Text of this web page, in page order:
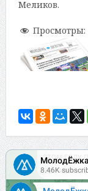
Меликов.
Просмотры: